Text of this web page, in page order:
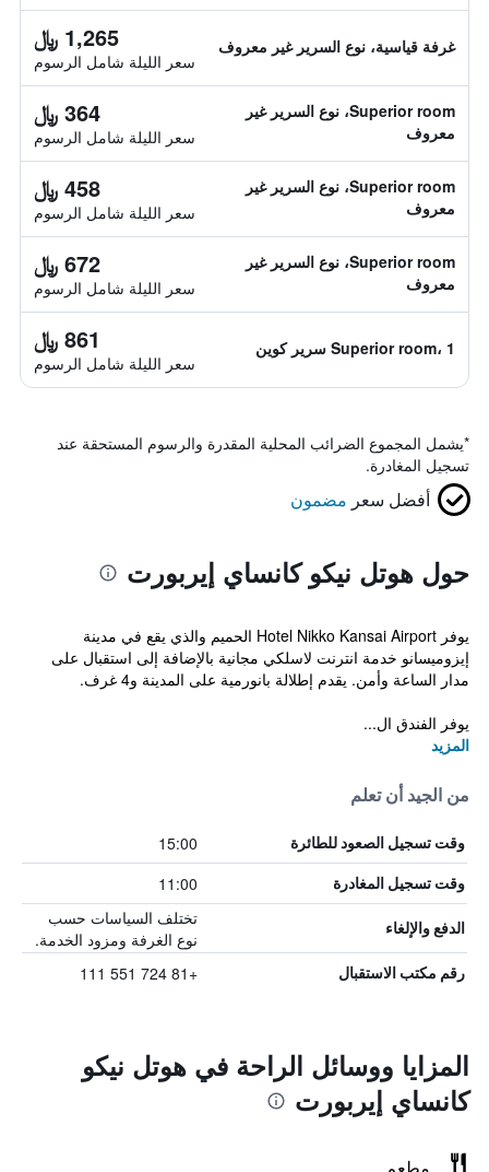
غرفة قياسية، نوع السرير غير معروف 1,265 ﷼
سعر الليلة شامل الرسوم
Superior room، نوع السرير غير
معروف
364 ﷼
سعر الليلة شامل الرسوم
Superior room، نوع السرير غير
معروف
458 ﷼
سعر الليلة شامل الرسوم
Superior room، نوع السرير غير
معروف
672 ﷼
سعر الليلة شامل الرسوم
Superior room، 1 سرير كوين 861 ﷼
سعر الليلة شامل الرسوم
*يشمل المجموع الضرائب المحلية المقدرة والرسوم المستحقة عند
تسجيل المغادرة.
أفضل سعر مضمون
حول هوتل نيكو كانساي إيربورت
يوفر Hotel Nikko Kansai Airport الحميم والذي يقع في مدينة
إيزوميسانو خدمة انترنت لاسلكي مجانية بالإضافة إلى استقبال على
مدار الساعة وأمن. يقدم إطلالة بانورمية على المدينة و4 غرف.
يوفر الفندق ال...
المزيد
من الجيد أن تعلم
وقت تسجيل الصعود للطائرة 15:00
وقت تسجيل المغادرة 11:00
الدفع والإلغاء
تختلف السياسات حسب
نوع الغرفة ومزود الخدمة.
رقم مكتب الاستقبال +81 724 551 111
المزايا ووسائل الراحة في هوتل نيكو
كانساي إيربورت